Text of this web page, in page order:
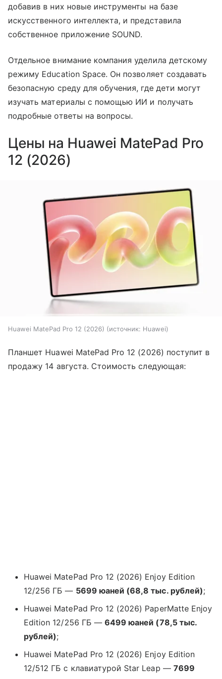
добавив в них новые инструменты на базе
искусственного интеллекта, и представила
собственное приложение SOUND.
Отдельное внимание компания уделила детскому
режиму Education Space. Он позволяет создавать
безопасную среду для обучения, где дети могут
изучать материалы с помощью ИИ и получать
подробные ответы на вопросы.
Цены на Huawei MatePad Pro
12 (2026)
Huawei MatePad Pro 12 (2026) источник: Huawei
Планшет Huawei MatePad Pro 12 (2026) поступит в
продажу 14 августа. Стоимость следующая:
Huawei MatePad Pro 12 (2026) Enjoy Edition
12/256 ГБ — 5699 юаней (68,8 тыс. рублей);
Huawei MatePad Pro 12 (2026) PaperMatte Enjoy
Edition 12/256 ГБ — 6499 юаней (78,5 тыс.
рублей);
Huawei MatePad Pro 12 (2026) Enjoy Edition
12/512 ГБ с клавиатурой Star Leap — 7699